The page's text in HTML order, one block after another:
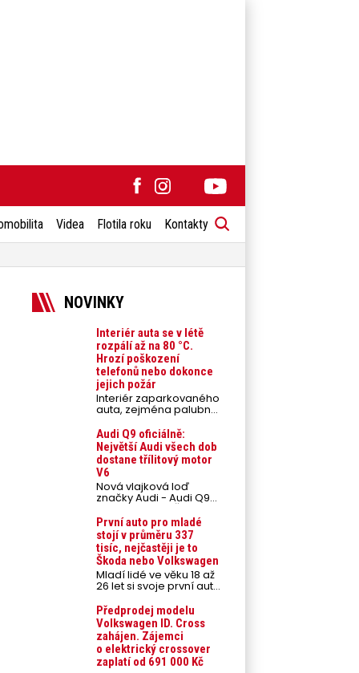
Videa Flotila roku Kontakty
NOVINKY
Interiér auta se v létě
rozpálí až na 80 °C.
Hrozí poškození
telefonů nebo dokonce
jejich požár
Interiér zaparkovaného
auta, zejména palubní
deska, se na přímém
slunci může během
letních veder rozpálit
až na 80 °C. Takové
teploty představují
nebezpečí pro
odložené mobilní
telefony, powerbanky
Můžou urychlit stárnutí
baterií, poškodit
elektroniku a ve
výjimečných případech
i zvýšit riziko požáru.
Audi Q9 oficiálně:
Největší Audi všech dob
dostane třílitový motor
V6
Nová vlajková loď
značky Audi - Audi Q9
bude možné v České
republice objednávat
od prvního srpnového
týdne 2026, kde budou
oznámeny také české
ceny.
První auto pro mladé
stojí v průměru 337
tisíc, nejčastěji je to
Škoda nebo Volkswagen
Mladí lidé ve věku 18 až
26 let si svoje první auto
pořizují prostřednictvím
úvěrového financování
jako ojeté. Je to tak u
93,3 % lidí, jen 6,7 % si
pořídí nové auto.
Průměrná pořizovací
cena vozu dosahuje
Předprodej modelu
Volkswagen ID. Cross
zahájen. Zájemci
o elektrický crossover
zaplatí od 691 000 Kč